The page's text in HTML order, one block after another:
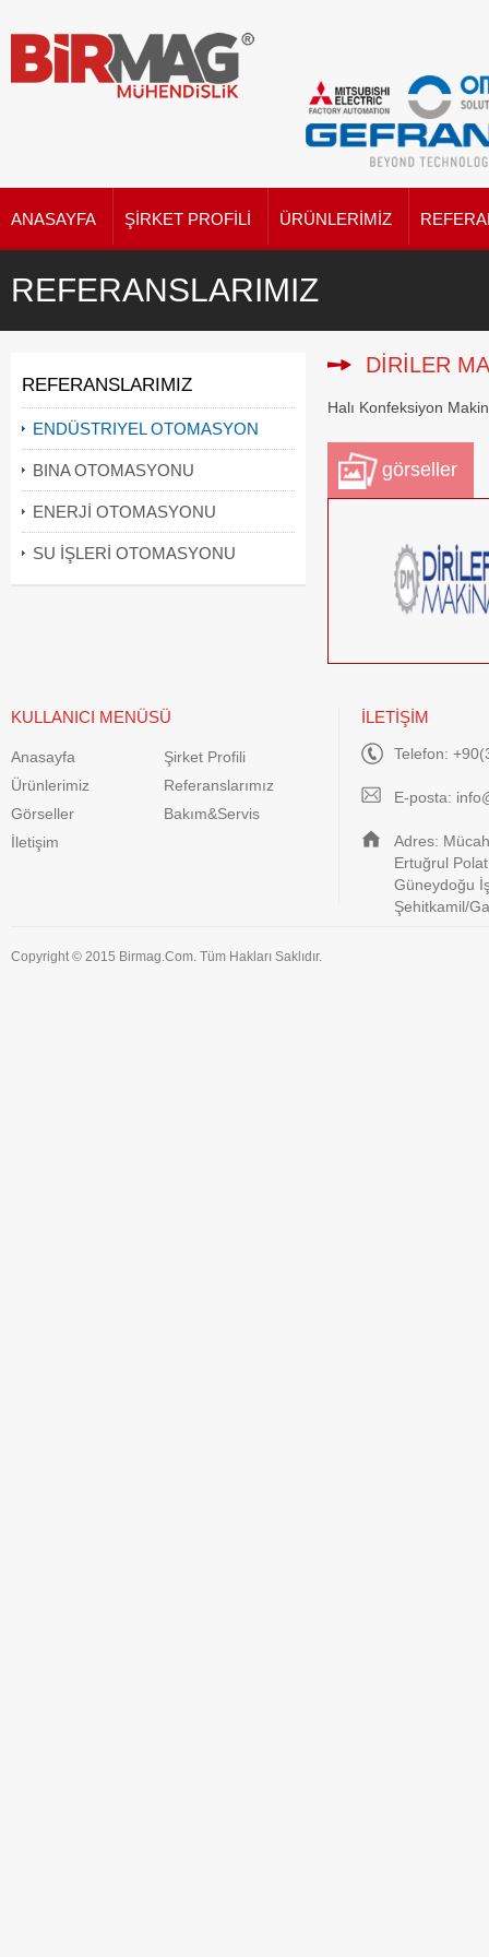
ANASAYFA ŞIRKET PROFILI ÜRÜNLERIMIZ
REFERANSLARIMIZ
REFERANSLARIMIZ
ENDÜSTRIYEL OTOMASYON
BINA OTOMASYONU
ENERJİ OTOMASYONU
SU İŞLERİ OTOMASYONU
DİRİLER
Halı Konfeksiyon
görseller
KULLANICI MENÜSÜ
Anasayfa
Şirket Profili
Ürünlerimiz
Referanslarımız
Görseller
Bakım&Servis
İletişim
İLETİŞİM
Telefon:
E-posta:
Adres:
Ertuğrul
Güneydoğu
Şehitkamil/
Copyright © 2015 Birmag.Com. Tüm Hakları Saklıdır.